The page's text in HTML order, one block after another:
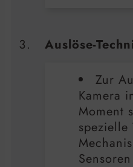
Auslöse-
Zur
Kamera
Moment
spezielle